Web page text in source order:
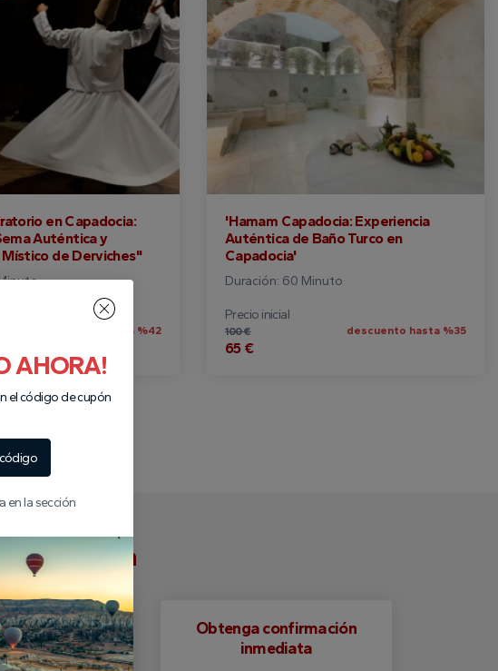
en Capadocia:
Auténtica y
de Derviches"
descuento hasta %42
'Hamam Capadocia: Experiencia
Auténtica de Baño Turco en
Capadocia'
Duración: 60 Minuto
Precio inicial
100 €
65 €
descuento hasta %35
Depósito de
Segura
Obtenga confirmación
inmediata
AHORA!
el código de cupón
en la sección